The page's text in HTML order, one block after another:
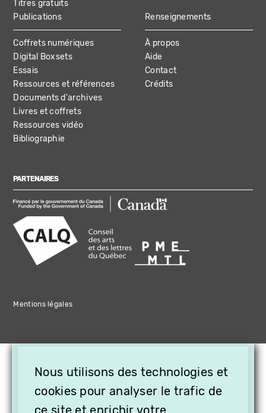
Titres gratuits
Publications
Coffrets numériques
Digital Boxsets
Essais
Ressources et références
Documents d'archives
Livres et coffrets
Ressources vidéo
Bibliographie
Renseignements
À propos
Aide
Contact
Crédits
PARTENAIRES
Mentions légales
Nous utilisons des technologies et
cookies pour analyser le trafic de
OFFREZ LA VIDÉO EN
CADEAU, ABONNEZ VOS